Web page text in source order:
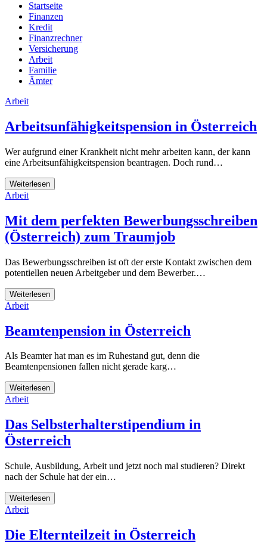
Startseite
Finanzen
Kredit
Finanzrechner
Versicherung
Arbeit
Familie
Ämter
Arbeit
Arbeitsunfähigkeitspension in Österreich
Wer aufgrund einer Krankheit nicht mehr arbeiten kann, der kann
eine Arbeitsunfähigkeitspension beantragen. Doch rund…
Weiterlesen
Arbeit
Mit dem perfekten Bewerbungsschreiben
(Österreich) zum Traumjob
Das Bewerbungsschreiben ist oft der erste Kontakt zwischen dem
potentiellen neuen Arbeitgeber und dem Bewerber.…
Weiterlesen
Arbeit
Beamtenpension in Österreich
Als Beamter hat man es im Ruhestand gut, denn die
Beamtenpensionen fallen nicht gerade karg…
Weiterlesen
Arbeit
Das Selbsterhalterstipendium in
Österreich
Schule, Ausbildung, Arbeit und jetzt noch mal studieren? Direkt
nach der Schule hat der ein…
Weiterlesen
Arbeit
Die Elternteilzeit in Österreich